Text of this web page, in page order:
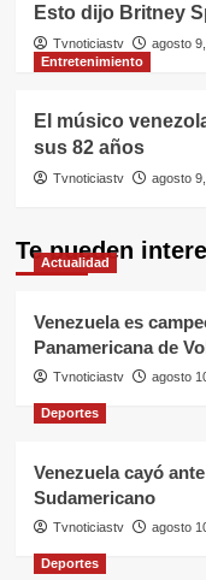
Esto dijo Britney
Tvnoticiastv
agosto
Entretenimiento
El músico
sus 82 años
Tvnoticiastv agosto
Te pueden
Actualidad
Venezuela es
Panamericana de
Tvnoticiastv agosto
Deportes
Venezuela cayó
Sudamericano
Tvnoticiastv agosto
Deportes